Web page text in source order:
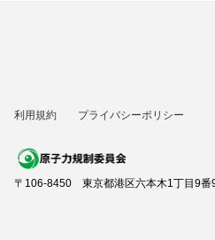
利用規約 プライバシーポリシー
〒106-8450 東京都港区六本木1丁目9番